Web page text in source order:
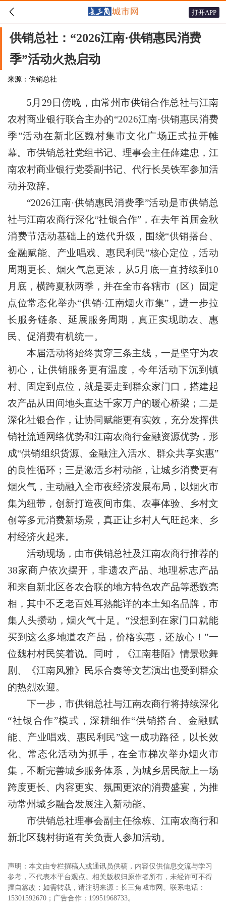
 打开APP
供销总社：“2026江南·供销惠民消费
季”活动火热启动
来源：供销总社
5月29日傍晚，由常州市供销合作总社与江南
农村商业银行联合主办的“2026江南·供销惠民消费
季”活动在新北区魏村集市文化广场正式拉开帷
幕。市供销总社党组书记、理事会主任薛建忠，江
南农村商业银行党委副书记、代行长吴铁军参加活
动并致辞。
“2026江南·供销惠民消费季”活动是市供销总
社与江南农商行深化“社银合作”，在去年首届金秋
消费节活动基础上的迭代升级，围绕“供销搭台、
金融赋能、产业唱戏、惠民利民”核心定位，活动
周期更长、烟火气息更浓，从5月底一直持续到10
月底，横跨夏秋两季，并在全市各辖市（区）固定
点位常态化举办“供销·江南烟火市集”，进一步拉
长服务链条、延展服务周期，真正实现助农、惠
民、促消费有机统一。
本届活动将始终贯穿三条主线，一是坚守为农
初心，让供销服务更有温度，今年活动下沉到镇
村、固定到点位，就是要走到群众家门口，搭建起
农产品从田间地头直达千家万户的暖心桥梁；二是
深化社银合作，让协同赋能更有实效，充分发挥供
销社流通网络优势和江南农商行金融资源优势，形
成“供销组织货源、金融注入活水、群众共享实惠”
的良性循环；三是激活乡村动能，让城乡消费更有
烟火气，主动融入全市夜经济发展布局，以烟火市
集为纽带，创新打造夜间市集、农事体验、乡村文
创等多元消费新场景，真正让乡村人气旺起来、乡
村经济火起来。
活动现场，由市供销总社及江南农商行推荐的
38家商户依次摆开，非遗农产品、地理标志产品
和来自新北区各农合联的地方特色农产品等悉数亮
相，其中不乏老百姓耳熟能详的本土知名品牌，市
集人头攒动，烟火气十足。“没想到在家门口就能
买到这么多地道农产品，价格实惠，还放心！”一
位魏村村民笑着说。同时，《江南巷陌》情景歌舞
剧、《江南风雅》民乐合奏等文艺演出也受到群众
的热烈欢迎。
下一步，市供销总社与江南农商行将持续深化
“社银合作”模式，深耕细作“供销搭台、金融赋
能、产业唱戏、惠民利民”这一成功路径，以长效
化、常态化活动为抓手，在全市梯次举办烟火市
集，不断完善城乡服务体系，为城乡居民献上一场
跨度更长、内容更实、氛围更浓的消费盛宴，为推
动常州城乡融合发展注入新动能。
市供销总社理事会副主任徐栋、江南农商行和
新北区魏村街道有关负责人参加活动。
声明：本文由专栏撰稿人或通讯员供稿，内容仅供信息交流与学习
参考，不代表本平台观点。相关版权归原作者所有，未经许可不得
擅自篡改；如需转载，请注明来源：长三角城市网。联系电话：
15301592670；广告合作：19951968733。